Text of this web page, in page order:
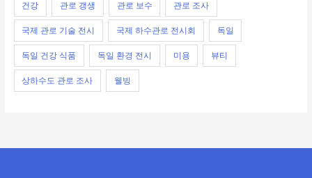
건강 관로 갱생 관로 보수 관로 조사
국제 관로 기술 전시 국제 하수관로 전시회 독일
독일 건강 식품 독일 환경 전시 미용 뷰티
상하수도 관로 조사 웰빙